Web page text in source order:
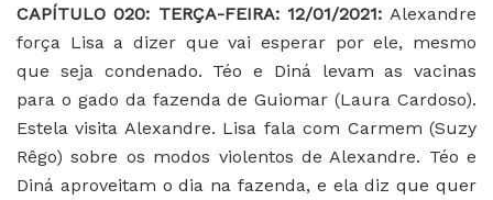
CAPÍTULO 020: TERÇA-FEIRA: 12/01/2021: Alexandre
força Lisa a dizer que vai esperar por ele, mesmo
que seja condenado. Téo e Diná levam as vacinas
para o gado da fazenda de Guiomar (Laura Cardoso).
Estela visita Alexandre. Lisa fala com Carmem (Suzy
Rêgo) sobre os modos violentos de Alexandre. Téo e
Diná aproveitam o dia na fazenda, e ela diz que quer